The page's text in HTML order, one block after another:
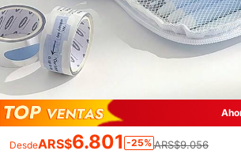
DesdeARS$6.801 -25% ARS$9.056